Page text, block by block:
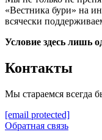
«Вестника бури» на
всячески
Условие здесь лишь
Контакты
Мы стараемся всегда
[email protected]
Обратная связь